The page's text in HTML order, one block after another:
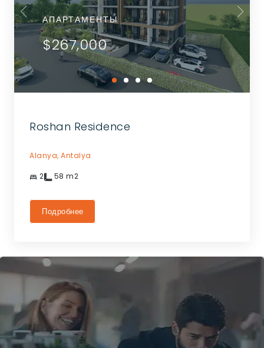
АПАРТАМЕНТЫ
$267,000
Roshan Residence
Alanya, Antalya
2 58 m2
Подробнее